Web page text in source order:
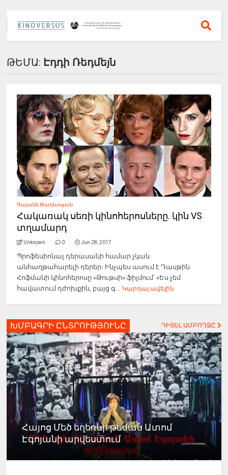
ԹԵՄԱ: Էդդի Ռեդմեյն
Գայանե Թադևոսյան
Հակառակ սեռի կինոհերոսները. կին VS
տղամարդ
Unknown 0 Jun 28, 2017
Պրոֆեսիոնալ դերասանի համար չկան
անհաղթահարելի դերեր։ Ինչպես ասում է Դասթին
Հոֆմանի կինոհերոսը «Թութսի» ֆիլմում՝ «Ես չեմ
հավատում դժոխքին, բայց գ... Կարդալ ավելին
ԽՄԲԱԳՐԻ ԸՆՏՐՈՒԹՅՈՒՆԸ ԴԻՏԵԼ ԱՄԲՈՂՋԸ
Հայոց Մեծ եղեռնի թեման Ատոմ
Էգոյանի արվեստում